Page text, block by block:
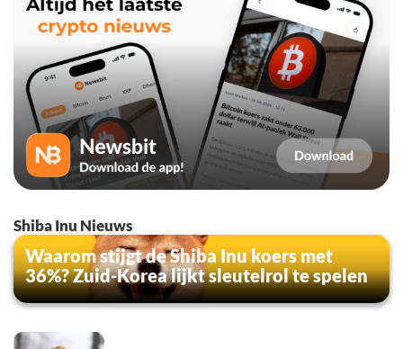
Shiba Inu Nieuws
Waarom stijgt de Shiba Inu koers met
36%? Zuid-Korea lijkt sleutelrol te spelen